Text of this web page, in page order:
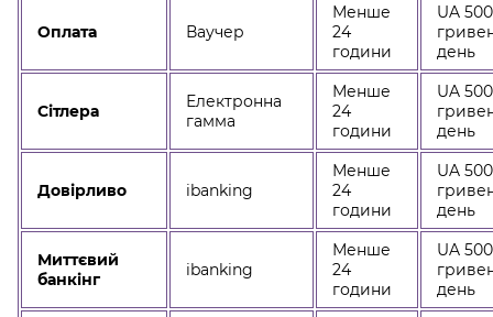
Оплата Ваучер
Менше
24
години
UA
день
Сітлера
Електронна
гамма
Менше
24
години
UA
день
Довірливо ibanking
Менше
24
години
UA
день
Миттєвий
банкінг
ibanking
Менше
24
години
UA
день